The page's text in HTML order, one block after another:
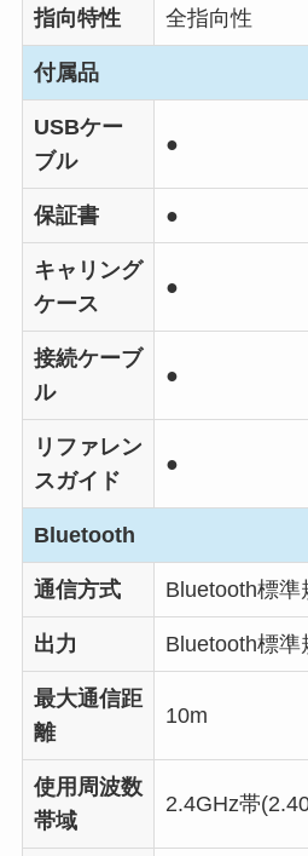
指向特性 全指向性
付属品
USBケー
ブル
●
保証書 ●
キャリング
ケース
●
接続ケーブ
ル
●
リファレン
スガイド
●
Bluetooth
通信方式 Bluetooth標準
出力 Bluetooth標準
最大通信距
離
10m
使用周波数
帯域
2.4GHz帯